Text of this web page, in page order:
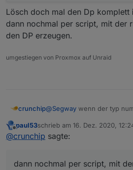
Lösch doch mal den Dp komplett
dann nochmal per script, mit der
den DP erzeugen.
umgestiegen von Proxmox auf Unraid
crunchip@Segway wenn der typ
funktionierte, weil du es
hattest im Script.
paul53schrieb am 16. Dez. 2020,
zuletzt editiert von paul53
@crunchip sagte:
dann nochmal per script, mit